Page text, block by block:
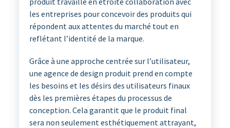
les entreprises pour concevoir des produits qui
répondent aux attentes du marché tout en
reflétant l’identité de la marque.
Grâce à une approche centrée sur l’utilisateur,
une agence de design produit prend en compte
les besoins et les désirs des utilisateurs finaux
dès les premières étapes du processus de
conception. Cela garantit que le produit final
sera non seulement esthétiquement attrayant,